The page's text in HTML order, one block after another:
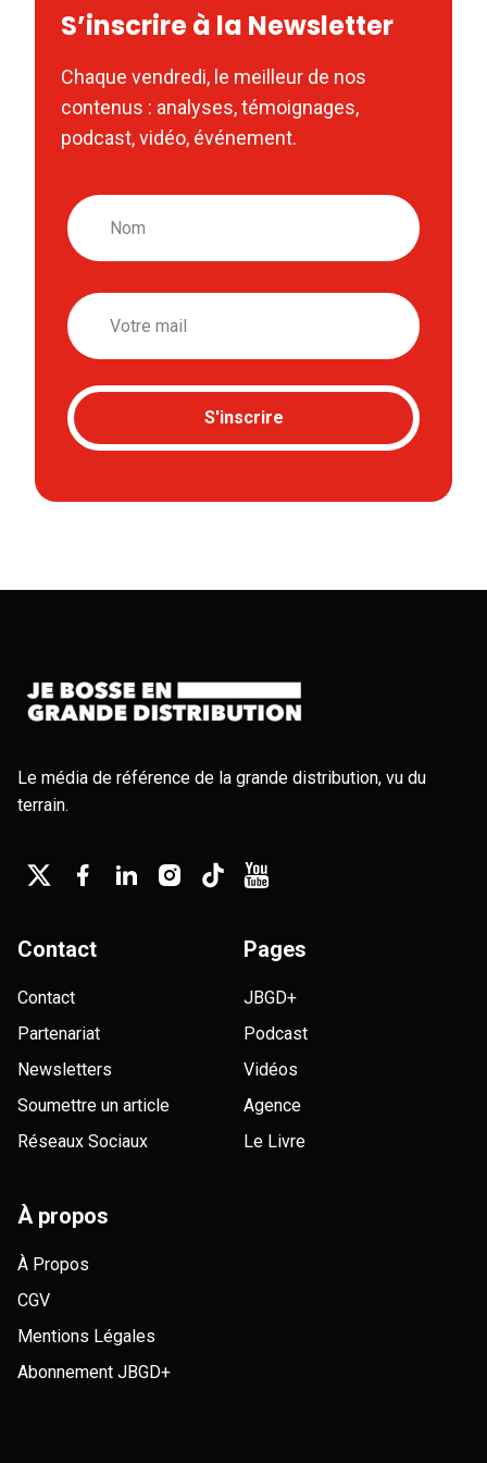
S’inscrire à la Newsletter
Chaque vendredi, le meilleur de nos
contenus : analyses, témoignages,
podcast, vidéo, événement.
Nom
Email
S'inscrire
Le média de référence de la grande distribution, vu du
terrain.
Contact
Contact
Partenariat
Newsletters
Soumettre un article
Réseaux Sociaux
Pages
JBGD+
Podcast
Vidéos
Agence
Le Livre
À propos
À Propos
CGV
Mentions Légales
Abonnement JBGD+